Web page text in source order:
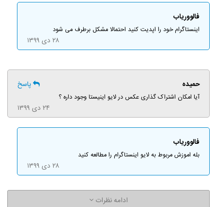
فالووریاب
اینستاگرام خود را اپدیت کنید احتمالا مشکل برطرف می شود
۲۸ دی ۱۳۹۹
حمیده پاسخ
آیا امکان اشتراک گذاری عکس در لایو اینیستا وجود داره ؟
۲۴ دی ۱۳۹۹
فالووریاب
بله اموزش مربوط به لایو اینستاگرام را مطالعه کنید
۲۸ دی ۱۳۹۹
ادامه نظرات